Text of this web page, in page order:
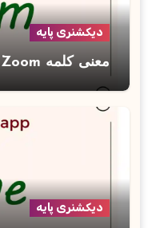
دیکشنری پایه
معنی کلمه Zoom به فارسی با چند مثال
دیکشنری پایه